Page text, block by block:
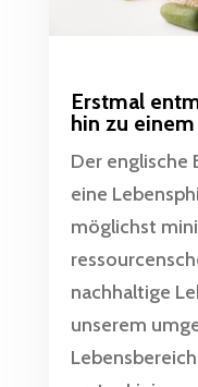
Erstmal
hin zu
Der englische
eine
möglichst
nachhaltige
unserem